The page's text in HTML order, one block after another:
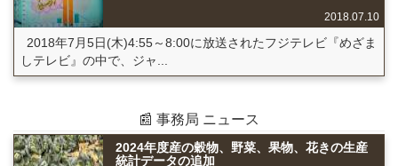
2018.07.10
2018年7月5日(木)4:55～8:00に放送されたフジテレビ『めざま
しテレビ』の中で、ジャ...
📰 事務局 ニュース
2024年度産の穀物、野菜、果物、花きの生産
統計データの追加